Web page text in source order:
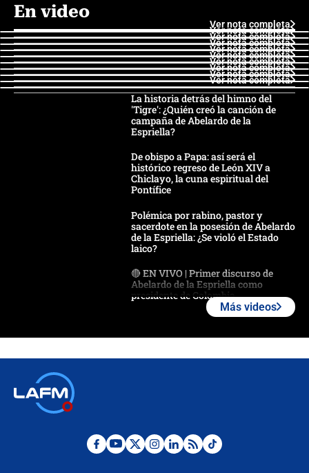
En video
Ver nota completa
Ver nota completa
Ver nota completa
Ver nota completa
Ver nota completa
Ver nota completa
Ver nota completa
Ver nota completa
Ver nota completa
Ver nota completa
La historia detrás del himno del
'Tigre': ¿Quién creó la canción de
campaña de Abelardo de la
Espriella?
De obispo a Papa: así será el
histórico regreso de León XIV a
Chiclayo, la cuna espiritual del
Pontífice
Polémica por rabino, pastor y
sacerdote en la posesión de Abelardo
de la Espriella: ¿Se violó el Estado
laico?
🔴 EN VIVO | Primer discurso de
Abelardo de la Espriella como
presidente de Colombia
Desde dermatitis hasta infecciones:
Más videos